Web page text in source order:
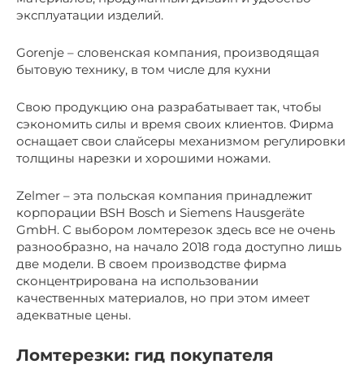
эксплуатации изделий.
Gorenje – словенская компания, производящая
бытовую технику, в том числе для кухни
Свою продукцию она разрабатывает так, чтобы
сэкономить силы и время своих клиентов. Фирма
оснащает свои слайсеры механизмом регулировки
толщины нарезки и хорошими ножами.
Zelmer – эта польская компания принадлежит
корпорации BSH Bosch и Siemens Hausgeräte
GmbH. С выбором ломтерезок здесь все не очень
разнообразно, на начало 2018 года доступно лишь
две модели. В своем производстве фирма
сконцентрирована на использовании
качественных материалов, но при этом имеет
адекватные цены.
Ломтерезки: гид покупателя